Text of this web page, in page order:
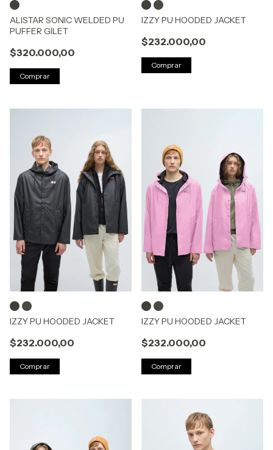
ALISTAR SONIC WELDED PU
PUFFER GILET
$320.000,00
Comprar
IZZY PU HOODED JACKET
$232.000,00
Comprar
IZZY PU HOODED JACKET
$232.000,00
Comprar
IZZY PU HOODED JACKET
$232.000,00
Comprar